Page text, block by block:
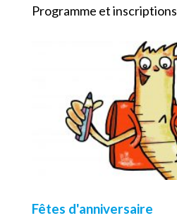
Programme et inscriptions
Fêtes d'anniversaire